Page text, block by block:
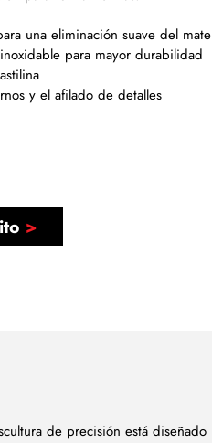
una eliminación suave del
para mayor durabilidad
y el afilado de detalles
de precisión está diseñado